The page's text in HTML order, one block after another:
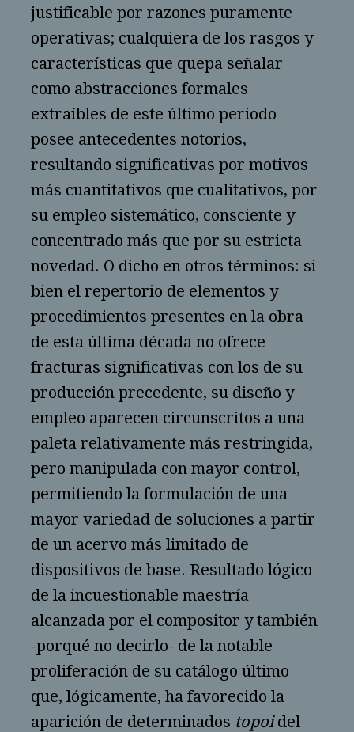
justificable por razones puramente
operativas; cualquiera de los rasgos y
características que quepa señalar
como abstracciones formales
extraíbles de este último periodo
posee antecedentes notorios,
resultando significativas por motivos
más cuantitativos que cualitativos, por
su empleo sistemático, consciente y
concentrado más que por su estricta
novedad. O dicho en otros términos: si
bien el repertorio de elementos y
procedimientos presentes en la obra
de esta última década no ofrece
fracturas significativas con los de su
producción precedente, su diseño y
empleo aparecen circunscritos a una
paleta relativamente más restringida,
pero manipulada con mayor control,
permitiendo la formulación de una
mayor variedad de soluciones a partir
de un acervo más limitado de
dispositivos de base. Resultado lógico
de la incuestionable maestría
alcanzada por el compositor y también
-porqué no decirlo- de la notable
proliferación de su catálogo último
que, lógicamente, ha favorecido la
aparición de determinados topoidel